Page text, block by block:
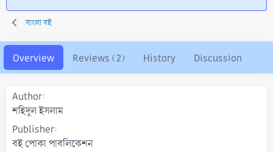
o
r
o
d
a
বাংলা বই
Overview Reviews (2) History Discussion
Author
শহিদুল ইসলাম
Publisher
বই পোকা পাবলিকেশন